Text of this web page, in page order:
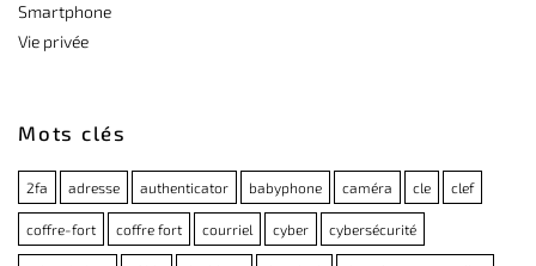
Smartphone
Vie privée
Mots clés
2fa adresse authenticator babyphone caméra cle clef
coffre-fort coffre fort courriel cyber cybersécurité